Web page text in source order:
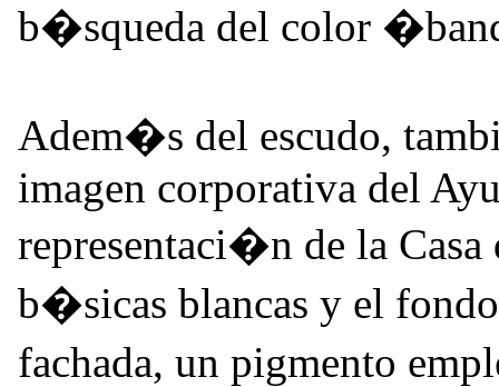
b�squeda del color
Adem�s del escudo,
imagen corporativa del
representaci�n de la
b�sicas blancas y el
fachada, un pigmento